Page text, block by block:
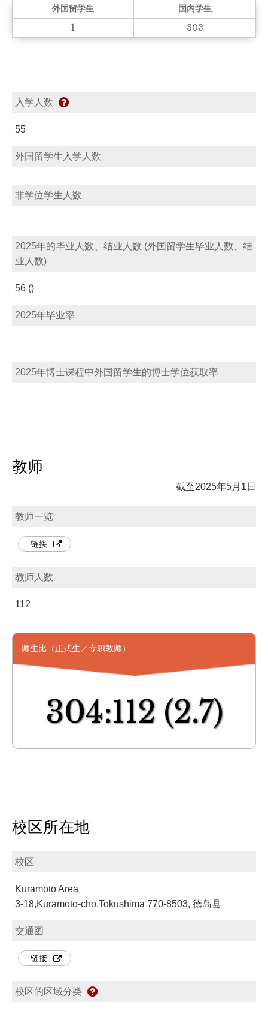
外国留学生
国内学生
1
303
入学人数
55
外国留学生入学人数
非学位学生人数
2025年的毕业人数、结业人数 (外国留学生毕业人数、结
业人数)
56 ()
2025年毕业率
2025年博士课程中外国留学生的博士学位获取率
教师
截至2025年5月1日
教师一览
链接
教师人数
112
师生比（正式生／专职教师）
304:112 (2.7)
校区所在地
校区
Kuramoto Area
3-18,Kuramoto-cho,Tokushima 770-8503, 德岛县
交通图
链接
校区的区域分类